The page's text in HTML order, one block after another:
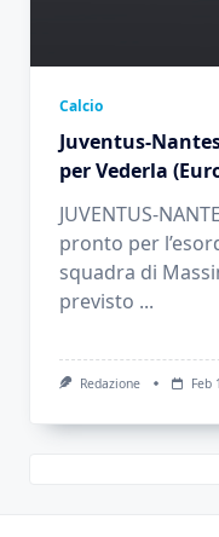
Calcio
Juventus-
per Vederla
JUVENTUS-
pronto per
squadra di
previsto ...
Redazione Feb